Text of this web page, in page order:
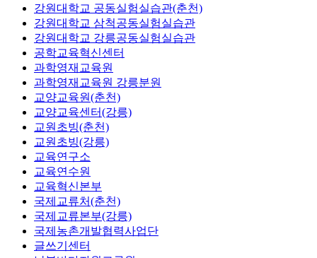
강원대학교 공동실험실습관(춘천)
강원대학교 삼척공동실험실습관
강원대학교 강릉공동실험실습관
공학교육혁신센터
과학영재교육원
과학영재교육원 강릉분원
교양교육원(춘천)
교양교육센터(강릉)
교원초빙(춘천)
교원초빙(강릉)
교육연구소
교육연수원
교육혁신본부
국제교류처(춘천)
국제교류본부(강릉)
국제농촌개발협력사업단
글쓰기센터